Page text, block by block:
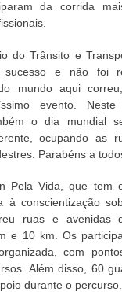
da corrida
do Trânsito e
e não foi
mundo aqui
evento. Neste
o dia mundial
ocupando as
Parabéns a
Pela Vida, que tem
à conscientização
ruas e avenidas
e 10 km. Os
com
Além disso, 60
durante o percurso.